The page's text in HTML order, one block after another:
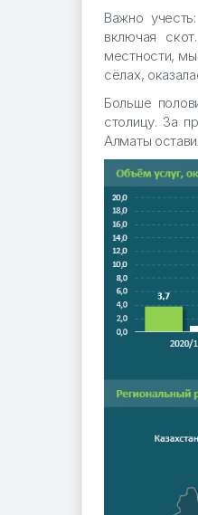
Важно
включая
местности, мы
сёлах,
Больше
столицу. За
Алматы